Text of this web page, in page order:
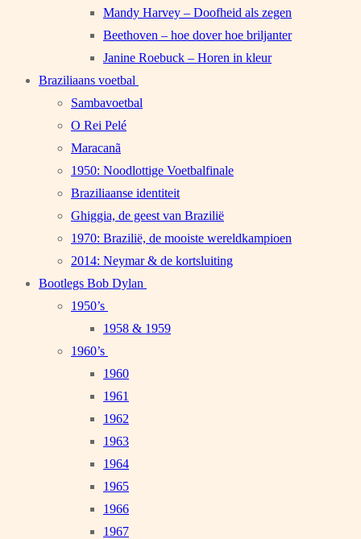
Mandy Harvey – Doofheid als zegen
Beethoven – hoe dover hoe briljanter
Janine Roebuck – Horen in kleur
Braziliaans voetbal
Sambavoetbal
O Rei Pelé
Maracanã
1950: Noodlottige Voetbalfinale
Braziliaanse identiteit
Ghiggia, de geest van Brazilië
1970: Brazilië, de mooiste wereldkampioen
2014: Neymar & de kortsluiting
Bootlegs Bob Dylan
1950’s
1958 & 1959
1960’s
1960
1961
1962
1963
1964
1965
1966
1967